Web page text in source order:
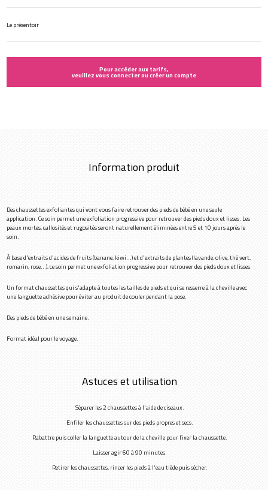
Le présentoir
Pour accéder aux tarifs,
veuillez vous connecter ou créer un compte
Information produit
Des chaussettes exfoliantes qui vont vous faire retrouver des pieds de bébé en une seule
application. Ce soin permet une exfoliation progressive pour retrouver des pieds doux et lisses. Les
peaux mortes, callosités et rugosités seront naturellement éliminées entre 5 et 10 jours après le
soin.
À base d'extraits d'acides de fruits (banane, kiwi…) et d'extraits de plantes (lavande, olive, thé vert,
romarin, rose…), ce soin permet une exfoliation progressive pour retrouver des pieds doux et lisses.
Un format chaussettes qui s'adapte à toutes les tailles de pieds et qui se resserre à la cheville avec
une languette adhésive pour éviter au produit de couler pendant la pose.
Des pieds de bébé en une semaine.
Format idéal pour le voyage.
Astuces et utilisation
Séparer les 2 chaussettes à l'aide de ciseaux.
Enfiler les chaussettes sur des pieds propres et secs.
Rabattre puis coller la languette autour de la cheville pour fixer la chaussette.
Laisser agir 60 à 90 minutes.
Retirer les chaussettes, rincer les pieds à l'eau tiède puis sécher.